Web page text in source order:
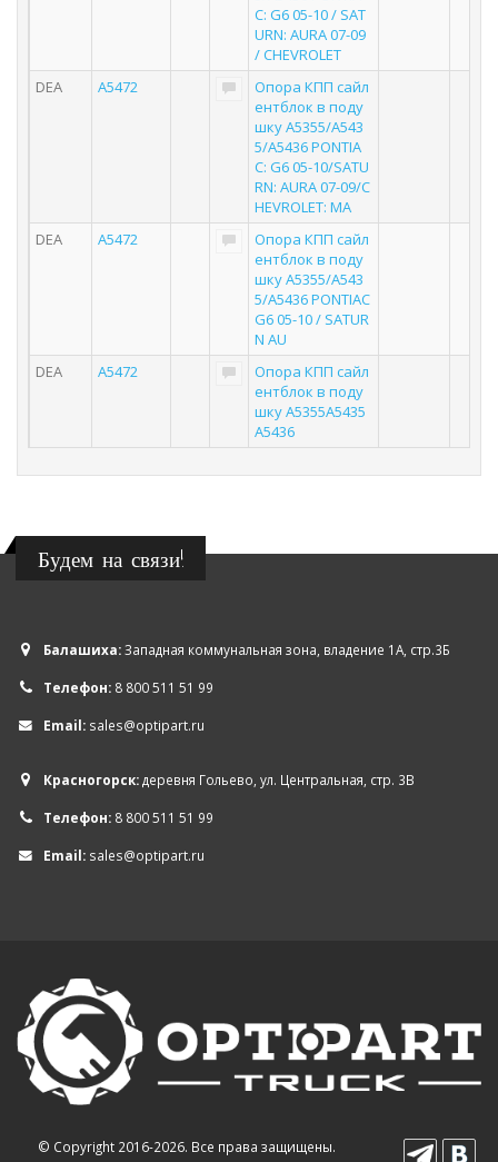
C: G6 05-10 / SAT
URN: AURA 07-09
/ CHEVROLET
DEA A5472
Опора КПП сайл
ентблок в поду
шку A5355/A543
5/A5436 PONTIA
C: G6 05-10/SATU
RN: AURA 07-09/C
HEVROLET: MA
DEA A5472
Опора КПП сайл
ентблок в поду
шку A5355/A543
5/A5436 PONTIAC
G6 05-10 / SATUR
N AU
DEA A5472
Опора КПП сайл
ентблок в поду
шку A5355A5435
A5436
Будем на связи!
Балашиха:Западная коммунальная зона, владение 1А, стр.3Б
Телефон: 8 800 511 51 99
Email: sales@optipart.ru
Красногорск:деревня Гольево, ул. Центральная, стр. 3В
Телефон: 8 800 511 51 99
Email: sales@optipart.ru
© Copyright 2016-2026. Все права защищены.